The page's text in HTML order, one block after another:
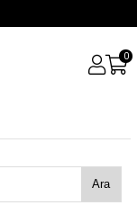
0
Ara